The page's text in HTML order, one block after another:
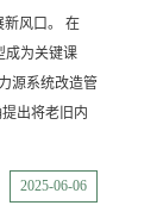
新风口。 在
成为关键课
源系统改造管
出将老旧内
2025-06-06